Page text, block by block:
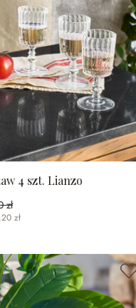
4 szt. Lianzo
zł
zł